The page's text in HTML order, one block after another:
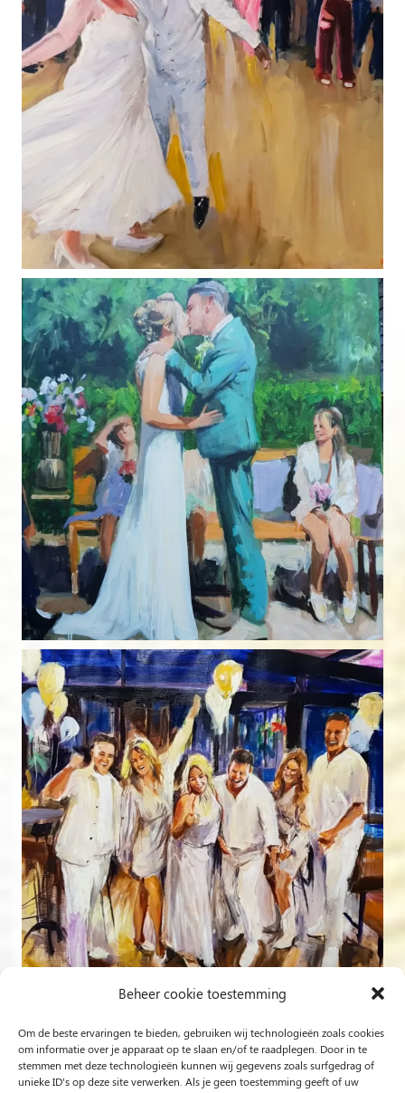
Beheer cookie toestemming
Om de beste ervaringen te bieden, gebruiken wij technologieën zoals cookies
om informatie over je apparaat op te slaan en/of te raadplegen. Door in te
stemmen met deze technologieën kunnen wij gegevens zoals surfgedrag of
unieke ID's op deze site verwerken. Als je geen toestemming geeft of uw
Volg op Instagram